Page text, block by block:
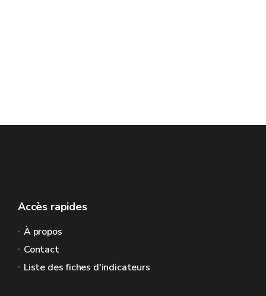
Accès rapides
À propos
Contact
Liste des fiches d'indicateurs